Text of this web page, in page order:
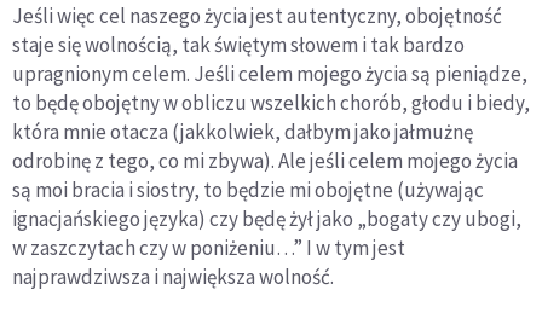
Jeśli więc cel naszego życia jest autentyczny, obojętność
staje się wolnością, tak świętym słowem i tak bardzo
upragnionym celem. Jeśli celem mojego życia są pieniądze,
to będę obojętny w obliczu wszelkich chorób, głodu i biedy,
która mnie otacza (jakkolwiek, dałbym jako jałmużnę
odrobinę z tego, co mi zbywa). Ale jeśli celem mojego życia
są moi bracia i siostry, to będzie mi obojętne (używając
ignacjańskiego języka) czy będę żył jako „bogaty czy ubogi,
w zaszczytach czy w poniżeniu…” I w tym jest
najprawdziwsza i największa wolność.